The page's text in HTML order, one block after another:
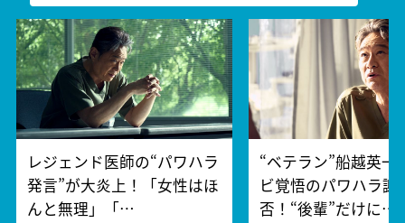
レジェンド医師の“パワハラ
発言”が大炎上！「女性はほ
んと無理」「…
“ベテラン”船越英一
ビ覚悟のパワハラ謝
否！“後輩”だけに…